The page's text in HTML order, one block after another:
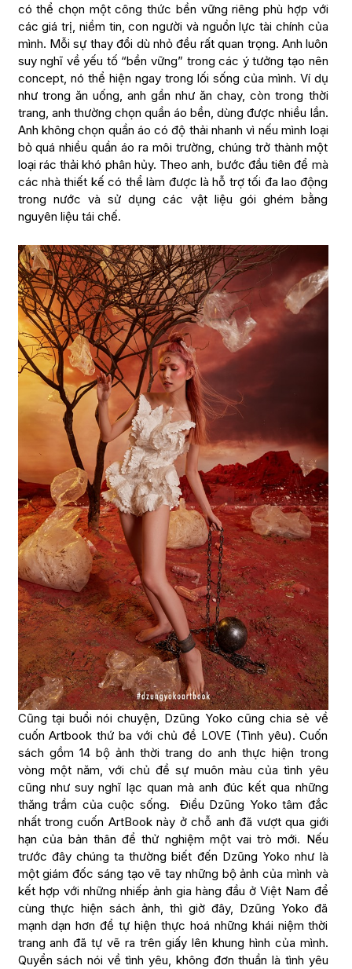
có thể chọn một công thức bền vững riêng phù hợp với
các giá trị, niềm tin, con người và nguồn lực tài chính của
mình. Mỗi sự thay đổi dù nhỏ đều rất quan trọng. Anh luôn
suy nghĩ về yếu tố “bền vững” trong các ý tưởng tạo nên
concept, nó thể hiện ngay trong lối sống của mình. Ví dụ
như trong ăn uống, anh gần như ăn chay, còn trong thời
trang, anh thường chọn quần áo bền, dùng được nhiều lần.
Anh không chọn quần áo có độ thải nhanh vì nếu mình loại
bỏ quá nhiều quần áo ra môi trường, chúng trở thành một
loại rác thải khó phân hủy. Theo anh, bước đầu tiên để mà
các nhà thiết kế có thể làm được là hỗ trợ tối đa lao động
trong nước và sử dụng các vật liệu gói ghém bằng
nguyên liệu tái chế.
Cũng tại buổi nói chuyện, Dzũng Yoko cũng chia sẻ về
cuốn Artbook thứ ba với chủ đề LOVE (Tình yêu). Cuốn
sách gồm 14 bộ ảnh thời trang do anh thực hiện trong
vòng một năm, với chủ đề sự muôn màu của tình yêu
cũng như suy nghĩ lạc quan mà anh đúc kết qua những
thăng trầm của cuộc sống. Điều Dzũng Yoko tâm đắc
nhất trong cuốn ArtBook này ở chỗ anh đã vượt qua giới
hạn của bản thân để thử nghiệm một vai trò mới. Nếu
trước đây chúng ta thường biết đến Dzũng Yoko như là
một giám đốc sáng tạo vẽ tay những bộ ảnh của mình và
kết hợp với những nhiếp ảnh gia hàng đầu ở Việt Nam để
cùng thực hiện sách ảnh, thì giờ đây, Dzũng Yoko đã
mạnh dạn hơn để tự hiện thực hoá những khái niệm thời
trang anh đã tự vẽ ra trên giấy lên khung hình của mình.
Quyển sách nói về tình yêu, không đơn thuần là tình yêu